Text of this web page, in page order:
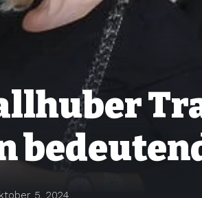
5, 2024